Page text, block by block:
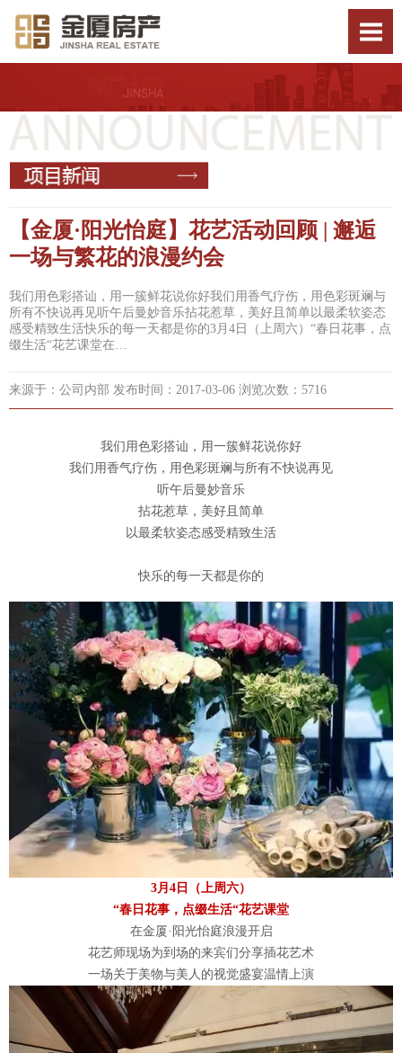
【金厦·阳光怡庭】花艺活动回顾 | 邂逅
一场与繁花的浪漫约会
我们用色彩搭讪，用一簇鲜花说你好我们用香气疗伤，用色彩斑斓与
所有不快说再见听午后曼妙音乐拈花惹草，美好且简单以最柔软姿态
感受精致生活快乐的每一天都是你的3月4日（上周六）“春日花事，点
缀生活“花艺课堂在…
来源于：公司内部 发布时间：2017-03-06 浏览次数：5716
我们用色彩搭讪，用一簇鲜花说你好
我们用香气疗伤，用色彩斑斓与所有不快说再见
听午后曼妙音乐
拈花惹草，美好且简单
以最柔软姿态感受精致生活
快乐的每一天都是你的
3月4日（上周六）
“春日花事，点缀生活“花艺课堂
在金厦·阳光怡庭浪漫开启
花艺师现场为到场的来宾们分享插花艺术
一场关于美物与美人的视觉盛宴温情上演